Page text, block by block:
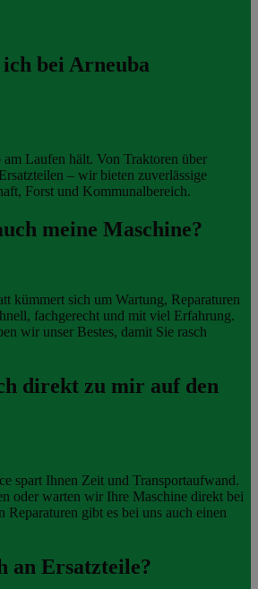
bei Arneuba
Laufen hält. Von Traktoren über
– wir bieten zuverlässige
Forst und Kommunalbereich.
meine Maschine?
kümmert sich um Wartung, Reparaturen
fachgerecht und mit viel Erfahrung.
wir unser Bestes, damit Sie rasch
direkt zu mir auf den
spart Ihnen Zeit und Transportaufwand.
oder warten wir Ihre Maschine direkt bei
Reparaturen gibt es bei uns auch einen
an Ersatzteile?